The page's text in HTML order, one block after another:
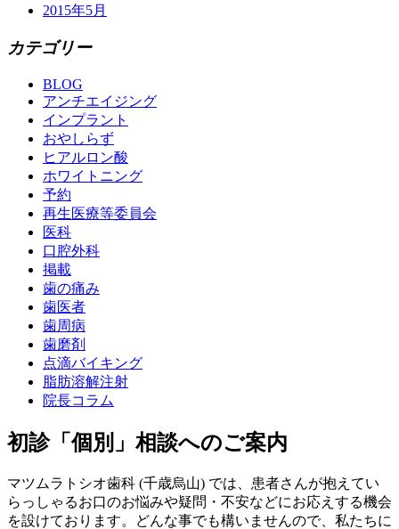
2015年5月
カテゴリー
BLOG
アンチエイジング
インプラント
おやしらず
ヒアルロン酸
ホワイトニング
予約
再生医療等委員会
医科
口腔外科
掲載
歯の痛み
歯医者
歯周病
歯磨剤
点滴バイキング
脂肪溶解注射
院長コラム
初診「個別」相談へのご案内
マツムラトシオ歯科 (千歳烏山) では、患者さんが抱えてい
らっしゃるお口のお悩みや疑問・不安などにお応えする機会
を設けております。どんな事でも構いませんので、私たちに